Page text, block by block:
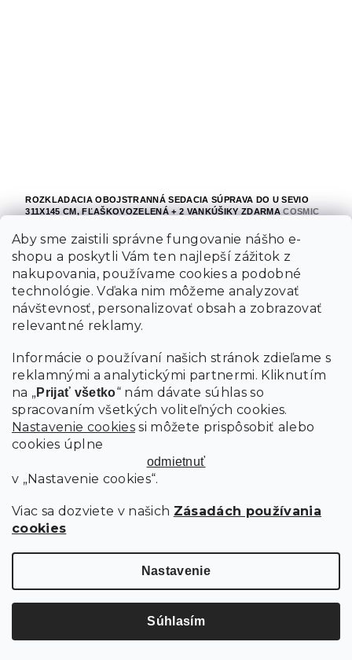
Aby sme zaistili správne fungovanie nášho e-
shopu a poskytli Vám ten najlepší zážitok z
nakupovania, používame cookies a podobné
technológie. Vďaka nim môžeme analyzovať
návštevnosť, personalizovať obsah a zobrazovať
relevantné reklamy.
Informácie o používaní našich stránok zdieľame s
reklamnými a analytickými partnermi. Kliknutím
na „Prijať všetko“ nám dávate súhlas so
spracovaním všetkých voliteľných cookies.
Nastavenie cookies si môžete prispôsobiť alebo
cookies úplne
odmietnuť
v „Nastavenie cookies“.
Viac sa dozviete v našich Zásadách používania
cookies
Nastavenie
Súhlasím
ROZKLADACIA OBOJSTRANNÁ SEDACIA SÚPRAVA DO U SEVIO
311X145 CM, FĽAŠKOVOZELENÁ + 2 VANKÚŠIKY ZDARMACOSMIC
5 týždňov
902.60 € Do košíka
ROZKLADACIA OBOJSTRANNÁ SEDACIA SÚPRAVA DO U SEVIO
311X145 CM, KRÉMOVÁ + 2 VANKÚŠIKY ZDARMACOSMIC 10